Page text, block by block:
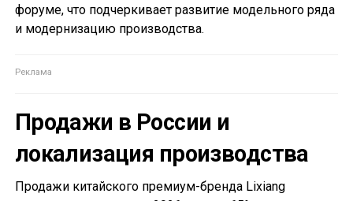
форуме, что подчеркивает развитие модельного ряда
и модернизацию производства.
Продажи в России и
локализация производства
Продажи китайского премиум-бренда Lixiang